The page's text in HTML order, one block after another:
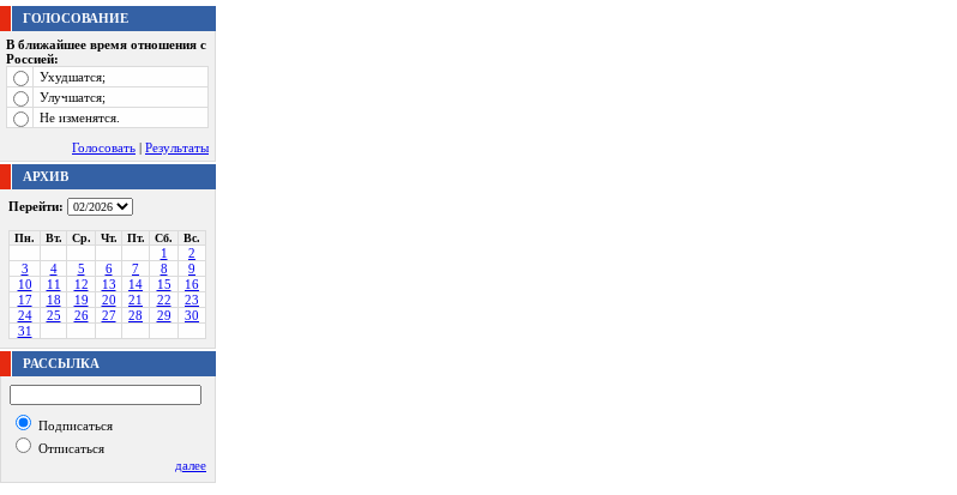
ГОЛОСОВАНИЕ
В ближайшее время отношения с
Россией:
Ухудшатся;
Улучшатся;
Не изменятся.
Голосовать | Результаты
АРХИВ
Перейти:
Пн. Вт. Ср. Чт. Пт. Сб. Вс.
1
2
3
4 5 6 7 8
9
10
11 12 13 14 15
16
17
18 19 20 21 22
23
24
25 26 27 28 29
30
31
РАССЫЛКА
Подписаться
Отписаться
далее